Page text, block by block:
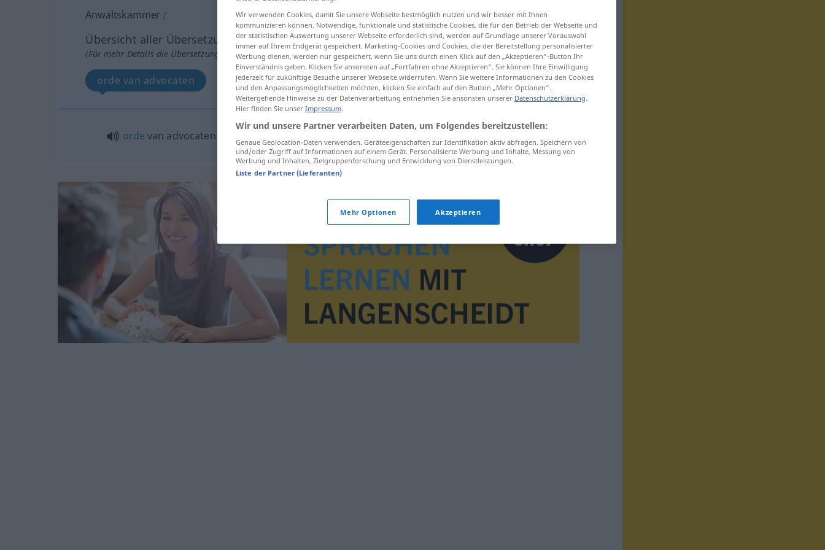
Anwaltskammer f
Übersicht aller Übersetzungen
(Für mehr Details die Übersetzung anklicken/antippen)
orde van advocaten
orde van advocaten
Wir verwenden Cookies, damit Sie unsere Webseite bestmöglich nutzen und wir besser mit Ihnen
kommunizieren können. Notwendige, funktionale und statistische Cookies, die für den Betrieb der Webseite und
der statistischen Auswertung unserer Webseite erforderlich sind, werden auf Grundlage unserer Vorauswahl
immer auf Ihrem Endgerät gespeichert. Marketing-Cookies und Cookies, die der Bereitstellung personalisierter
Werbung dienen, werden nur gespeichert, wenn Sie uns durch einen Klick auf den „Akzeptieren“-Button Ihr
Einverständnis geben. Klicken Sie ansonsten auf „Fortfahren ohne Akzeptieren“. Sie können Ihre Einwilligung
jederzeit für zukünftige Besuche unserer Webseite widerrufen. Wenn Sie weitere Informationen zu den Cookies
und den Anpassungsmöglichkeiten möchten, klicken Sie einfach auf den Button „Mehr Optionen“.
Weitergehende Hinweise zu der Datenverarbeitung entnehmen Sie ansonsten unserer Datenschutzerklärung.
Hier finden Sie unser Impressum.
Wir und unsere Partner verarbeiten Daten, um Folgendes bereitzustellen:
Genaue Geolocation-Daten verwenden. Geräteeigenschaften zur Identifikation aktiv abfragen. Speichern von
und/oder Zugriff auf Informationen auf einem Gerät. Personalisierte Werbung und Inhalte, Messung von
Werbung und Inhalten, Zielgruppenforschung und Entwicklung von Dienstleistungen.
Liste der Partner (Lieferanten)
Mehr Optionen Akzeptieren